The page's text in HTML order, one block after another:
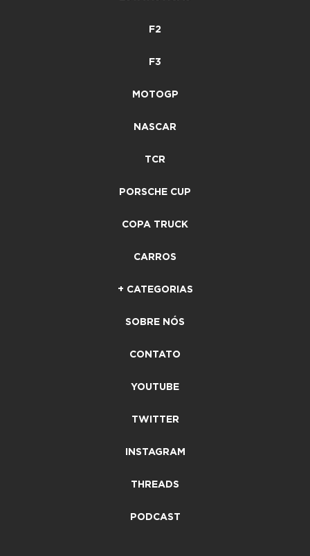
F2
F3
MOTOGP
NASCAR
TCR
PORSCHE CUP
COPA TRUCK
CARROS
+ CATEGORIAS
SOBRE NÓS
CONTATO
YOUTUBE
TWITTER
INSTAGRAM
THREADS
PODCAST